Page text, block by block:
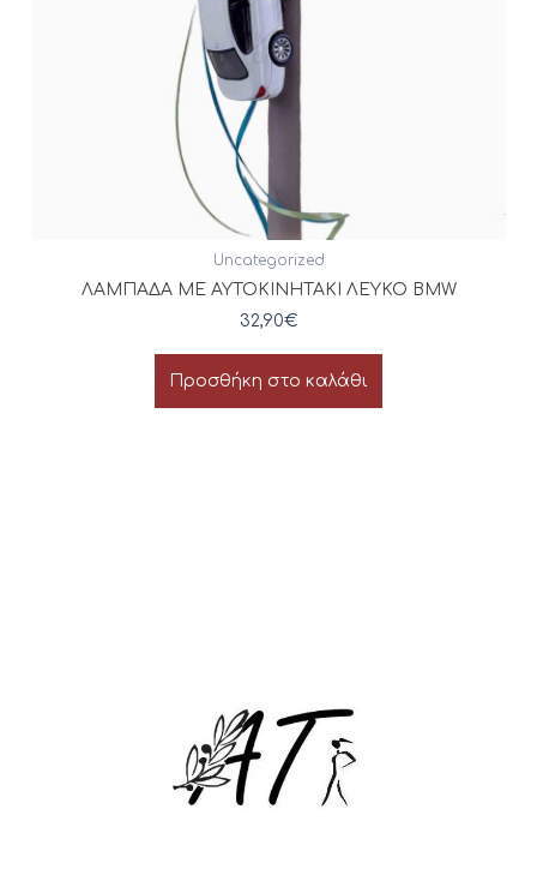
Uncategorized
ΛΑΜΠΑΔΑ ΜΕ ΑΥΤΟΚΙΝΗΤΑΚΙ ΛΕΥΚΟ BMW
32,90€
Προσθήκη στο καλάθι